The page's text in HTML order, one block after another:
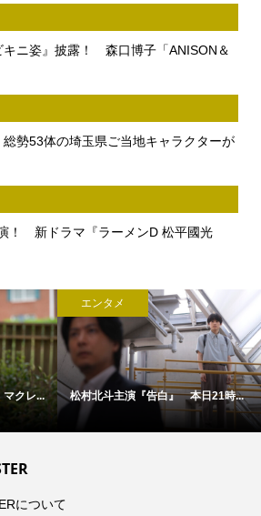
キニ姿』披露！ 森口博子「ANISON＆
勢53体の埼玉県ご当地キャラクターが
！ 新ドラマ『ラーメンD 松平國光
マクレ...
エンタメ
松村北斗主演『告白』 本日21時...
について